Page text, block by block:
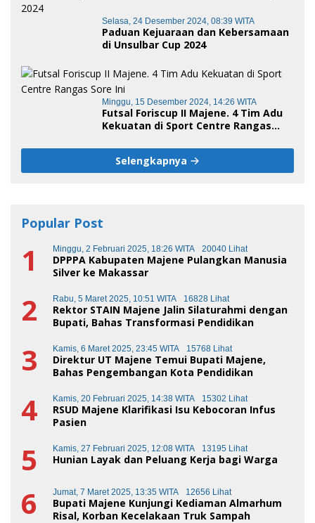
Selasa, 24 Desember 2024, 08:39 WITA
Paduan Kejuaraan dan Kebersamaan
di Unsulbar Cup 2024
Minggu, 15 Desember 2024, 14:26 WITA
Futsal Foriscup II Majene. 4 Tim Adu
Kekuatan di Sport Centre Rangas
Selengkapnya
Popular Post
1 Minggu, 2 Februari 2025, 18:26 WITA 20040 Lihat
DPPPA Kabupaten Majene Pulangkan Manusia
Silver ke Makassar
2 Rabu, 5 Maret 2025, 10:51 WITA 16828 Lihat
Rektor STAIN Majene Jalin Silaturahmi dengan
Bupati, Bahas Transformasi Pendidikan
3 Kamis, 6 Maret 2025, 23:45 WITA 15768 Lihat
Direktur UT Majene Temui Bupati Majene,
Bahas Pengembangan Kota Pendidikan
4 Kamis, 20 Februari 2025, 14:38 WITA 15302 Lihat
RSUD Majene Klarifikasi Isu Kebocoran Infus
Pasien
5 Kamis, 27 Februari 2025, 12:08 WITA 13195 Lihat
Hunian Layak dan Peluang Kerja bagi Warga
6 Jumat, 7 Maret 2025, 13:35 WITA 12656 Lihat
Bupati Majene Kunjungi Kediaman Almarhum
Risal, Korban Kecelakaan Truk Sampah